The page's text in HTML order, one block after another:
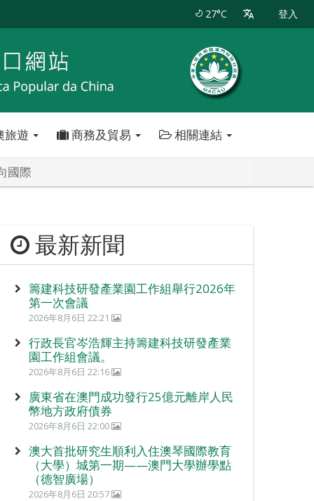
27°C 登入
遊 商務及貿易 相關連結
國際
最新新聞
籌建科技研發產業園工作組舉行2026年
第一次會議
2026年8月6日 22:21
行政長官岑浩輝主持籌建科技研發產業
園工作組會議。
2026年8月6日 22:16
廣東省在澳門成功發行25億元離岸人民
幣地方政府債券
2026年8月6日 22:00
澳大首批研究生順利入住澳琴國際教育
（大學）城第一期——澳門大學辦學點
（德智廣場）
2026年8月6日 20:57